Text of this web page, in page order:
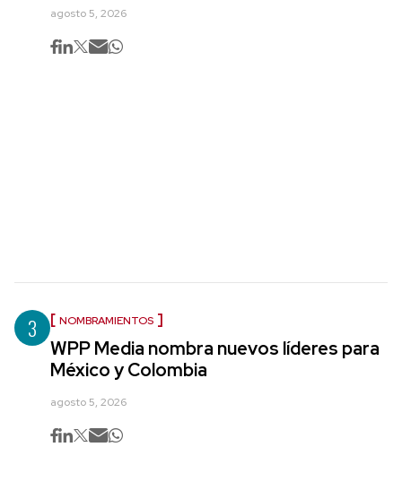
agosto 5, 2026
3 NOMBRAMIENTOS
WPP Media nombra nuevos líderes para
México y Colombia
agosto 5, 2026